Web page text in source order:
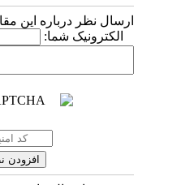
ارسال نظر درباره این
الکترونیک شما: